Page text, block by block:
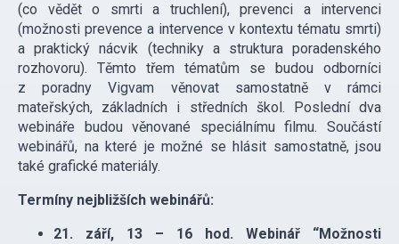
(co vědět o smrti a truchlení), prevenci a intervenci
(možnosti prevence a intervence v kontextu tématu smrti)
a praktický nácvik (techniky a struktura poradenského
rozhovoru). Těmto třem tématům se budou odborníci
z poradny Vigvam věnovat samostatně v rámci
mateřských, základních i středních škol. Poslední dva
webináře budou věnované speciálnímu filmu. Součástí
webinářů, na které je možné se hlásit samostatně, jsou
také grafické materiály.
Termíny nejbližších webinářů:
21. září, 13 – 16 hod.
Webinář “Možnosti